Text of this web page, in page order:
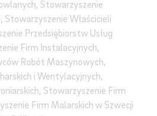
Stowarzyszenie
Właścicieli
Przedsiębiorstw Usług
Firm Instalacyjnych,
Robót Maszynowych,
i Wentylacyjnych,
Stowarzyszenie Firm
Firm Malarskich w Szwecji